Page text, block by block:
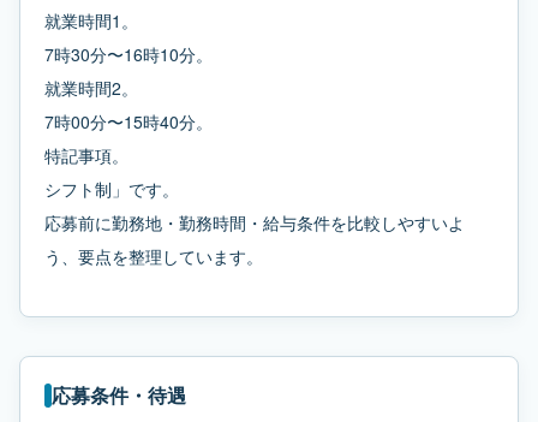
就業時間1。
7時30分〜16時10分。
就業時間2。
7時00分〜15時40分。
特記事項。
シフト制」です。
応募前に勤務地・勤務時間・給与条件を比較しやすいよ
う、要点を整理しています。
応募条件・待遇